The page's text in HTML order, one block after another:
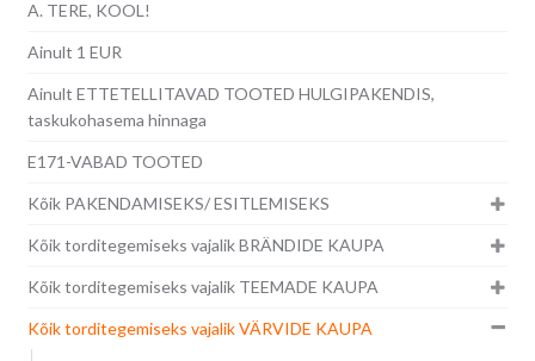
A. TERE, KOOL!
Ainult 1 EUR
Ainult ETTETELLITAVAD TOOTED HULGIPAKENDIS,
taskukohasema hinnaga
E171-VABAD TOOTED
Kõik PAKENDAMISEKS/ ESITLEMISEKS
Kõik torditegemiseks vajalik BRÄNDIDE KAUPA
Kõik torditegemiseks vajalik TEEMADE KAUPA
Kõik torditegemiseks vajalik VÄRVIDE KAUPA